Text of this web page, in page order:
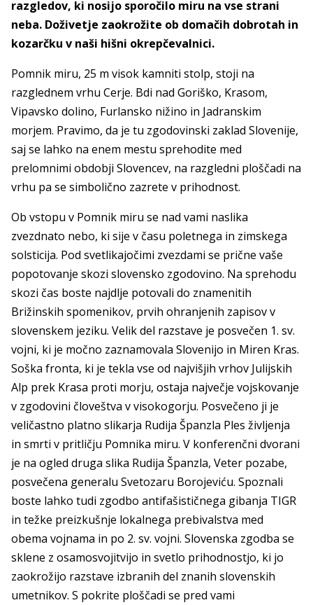
razgledov, ki nosijo sporočilo miru na vse strani
neba. Doživetje zaokrožite ob domačih dobrotah in
kozarčku v naši hišni okrepčevalnici.
Pomnik miru, 25 m visok kamniti stolp, stoji na
razglednem vrhu Cerje. Bdi nad Goriško, Krasom,
Vipavsko dolino, Furlansko nižino in Jadranskim
morjem. Pravimo, da je tu zgodovinski zaklad Slovenije,
saj se lahko na enem mestu sprehodite med
prelomnimi obdobji Slovencev, na razgledni ploščadi na
vrhu pa se simbolično zazrete v prihodnost.
Ob vstopu v Pomnik miru se nad vami naslika
zvezdnato nebo, ki sije v času poletnega in zimskega
solsticija. Pod svetlikajočimi zvezdami se prične vaše
popotovanje skozi slovensko zgodovino. Na sprehodu
skozi čas boste najdlje potovali do znamenitih
Brižinskih spomenikov, prvih ohranjenih zapisov v
slovenskem jeziku. Velik del razstave je posvečen 1. sv.
vojni, ki je močno zaznamovala Slovenijo in Miren Kras.
Soška fronta, ki je tekla vse od najvišjih vrhov Julijskih
Alp prek Krasa proti morju, ostaja največje vojskovanje
v zgodovini človeštva v visokogorju. Posvečeno ji je
veličastno platno slikarja Rudija Španzla Ples življenja
in smrti v pritličju Pomnika miru. V konferenčni dvorani
je na ogled druga slika Rudija Španzla, Veter pozabe,
posvečena generalu Svetozaru Borojeviću. Spoznali
boste lahko tudi zgodbo antifašističnega gibanja TIGR
in težke preizkušnje lokalnega prebivalstva med
obema vojnama in po 2. sv. vojni. Slovenska zgodba se
sklene z osamosvojitvijo in svetlo prihodnostjo, ki jo
zaokrožijo razstave izbranih del znanih slovenskih
umetnikov. S pokrite ploščadi se pred vami